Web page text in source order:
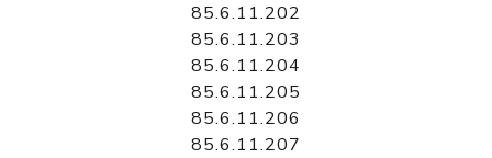
85.6.11.202
85.6.11.203
85.6.11.204
85.6.11.205
85.6.11.206
85.6.11.207